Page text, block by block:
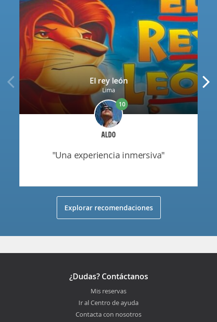
El rey león
Lima
ALDO
10
"una experiencia inmersiva"
Explorar recomendaciones
¿Dudas? Contáctanos
Mis reservas
Ir al Centro de ayuda
Contacta con nosotros